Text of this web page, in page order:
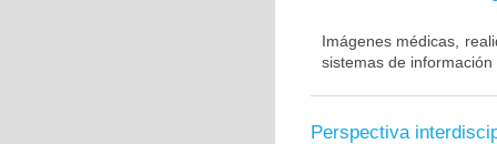
Imágenes médicas,
sistemas de
Perspectiva